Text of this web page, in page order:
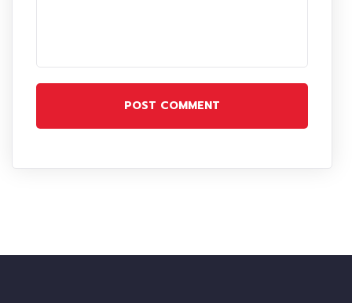
POST COMMENT